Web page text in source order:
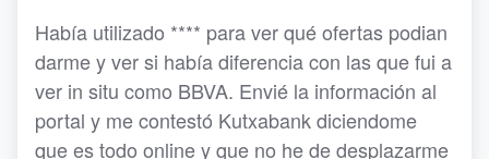
Había utilizado **** para ver qué ofertas podian
darme y ver si había diferencia con las que fui a
ver in situ como BBVA. Envié la información al
portal y me contestó Kutxabank diciendome
que es todo online y que no he de desplazarme